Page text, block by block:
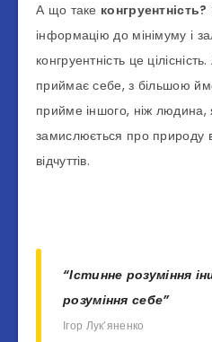
А що таке конгруентність?
інформацію до мінімуму і
конгруентність це
приймає себе, з більшою
прийме іншого, ніж людина,
замислюється про природу
відчуттів.
“Істинне розуміння
розуміння себе”
Ігор Лук’яненко